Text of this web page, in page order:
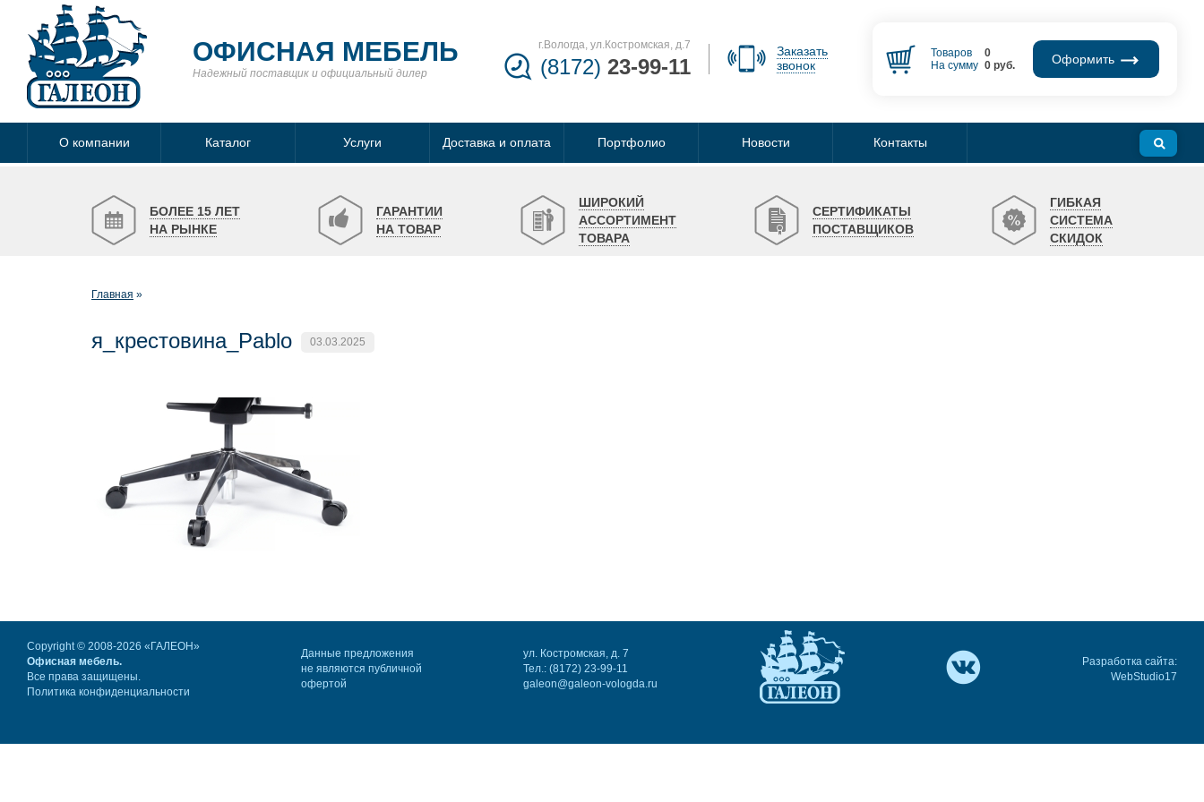
ОФИСНАЯ МЕБЕЛЬ
Надежный поставщик и официальный дилер
г.Вологда, ул.Костромская, д.7
(8172) 23-99-11
Заказать
звонок
Товаров
0
На сумму 0руб. Оформить
О компании Каталог Услуги Доставка и оплата Портфолио Новости Контакты
БОЛЕЕ 15 ЛЕТ
НА РЫНКЕ
ГАРАНТИИ
НА ТОВАР
ШИРОКИЙ
АССОРТИМЕНТ
ТОВАРА
СЕРТИФИКАТЫ
ПОСТАВЩИКОВ
ГИБКАЯ
СИСТЕМА
СКИДОК
Главная
я_крестовина_Pablo 03.03.2025
Copyright © 2008-2026 «ГАЛЕОН»
Офисная мебель.
Все права защищены.
Политика конфиденциальности
Данные предложения
не являются публичной
офертой
ул. Костромская, д. 7
Тел.: (8172) 23-99-11
galeon@galeon-vologda.ru
Разработка сайта:
WebStudio17